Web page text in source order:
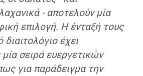
- αποτελούν μία
επιλογή. Η ένταξή τους
έχει
μία σειρά ευεργετικών
για παράδειγμα την